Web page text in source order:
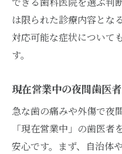
集
夜間救急前に
ア
市販薬と歯医者
夜間救急を待
は限られた診療内容とな
対応可能な症状について
す。
現在営業中の夜間歯医
急な歯の痛みや外傷で夜
「現在営業中」の歯医
安心です。まず、自治体